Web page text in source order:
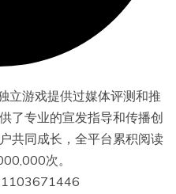
立游戏提供过媒体评测和推
了专业的宣发指导和传播创
共同成长，全平台累积阅读
次。
1103671446